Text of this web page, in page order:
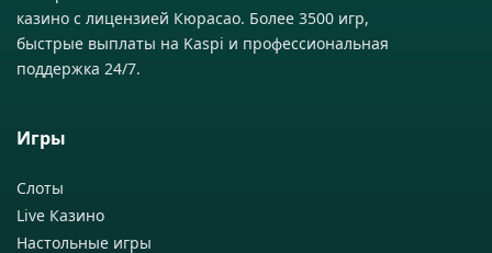
казино с лицензией Кюрасао. Более 3500 игр,
быстрые выплаты на Kaspi и профессиональная
поддержка 24/7.
Игры
Слоты
Live Казино
Настольные игры